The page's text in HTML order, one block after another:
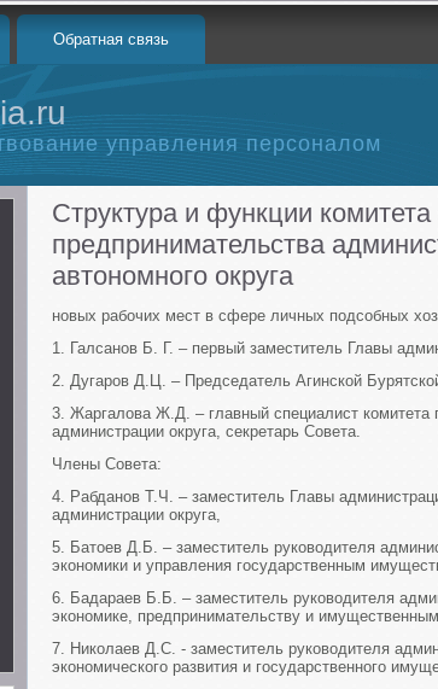
Обратная связь
управления персоналом
Структура и функции
предпринимательства
автономного округа
новых рабочих мест в сфере личных подсобных
1. Галсанов Б. Г. – первый заместитель Главы
2. Дугаров Д.Ц. – Председатель Агинской
3. Жаргалова Ж.Д. – главный специалист комитета
администрации округа, секретарь Совета.
Члены Совета:
4. Рабданов Т.Ч. – заместитель Главы
администрации округа,
5. Батоев Д.Б. – заместитель руководителя
экономики и управления государственным
6. Бадараев Б.Б. – заместитель руководителя
экономике, предпринимательству и
7. Николаев Д.С. - заместитель руководителя
экономического развития и государственного